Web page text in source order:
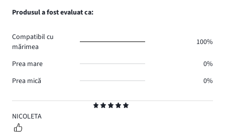
5
NICOLETA
Produsul a fost evaluat ca:
Compatibil cu
mărimea
100%
Prea mare
0%
Prea mică
0%